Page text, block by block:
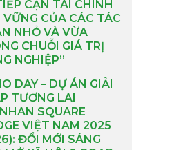
CẬN TÀI CHÍNH
VỮNG CỦA CÁC TÁC
NHỎ VÀ VỪA
CHUỖI GIÁ TRỊ
NGHIỆP”
DAY – DỰ ÁN GIẢI
TƯƠNG LAI
SQUARE
VIỆT NAM 2025
ĐỔI MỚI SÁNG